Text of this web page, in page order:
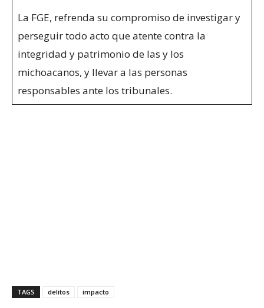
La FGE, refrenda su compromiso de investigar y
perseguir todo acto que atente contra la
integridad y patrimonio de las y los
michoacanos, y llevar a las personas
responsables ante los tribunales.
TAGS delitos impacto